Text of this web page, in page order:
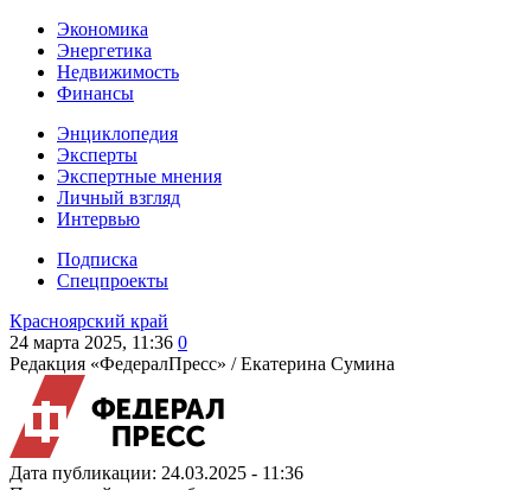
Экономика
Энергетика
Недвижимость
Финансы
Энциклопедия
Эксперты
Экспертные мнения
Личный взгляд
Интервью
Подписка
Спецпроекты
Красноярский край
24 марта 2025, 11:36 0
Редакция «ФедералПресс» /Екатерина Сумина
Дата публикации: 24.03.2025 - 11:36